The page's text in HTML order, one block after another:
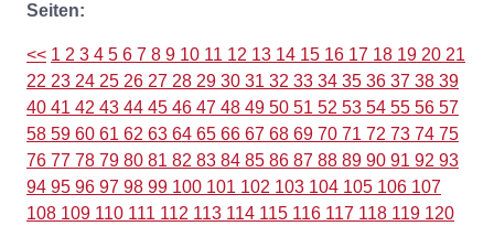
Seiten:
<< 1 2 3 4 5 6 7 8 9 10 11 12 13 14 15 16 17 18 19 20 21
22 23 24 25 26 27 28 29 30 31 32 33 34 35 36 37 38 39
40 41 42 43 44 45 46 47 48 49 50 51 52 53 54 55 56 57
58 59 60 61 62 63 64 65 66 67 68 69 70 71 72 73 74 75
76 77 78 79 80 81 82 83 84 85 86 87 88 89 90 91 92 93
94 95 96 97 98 99 100 101 102 103 104 105 106 107
108 109 110 111 112 113 114 115 116 117 118 119 120